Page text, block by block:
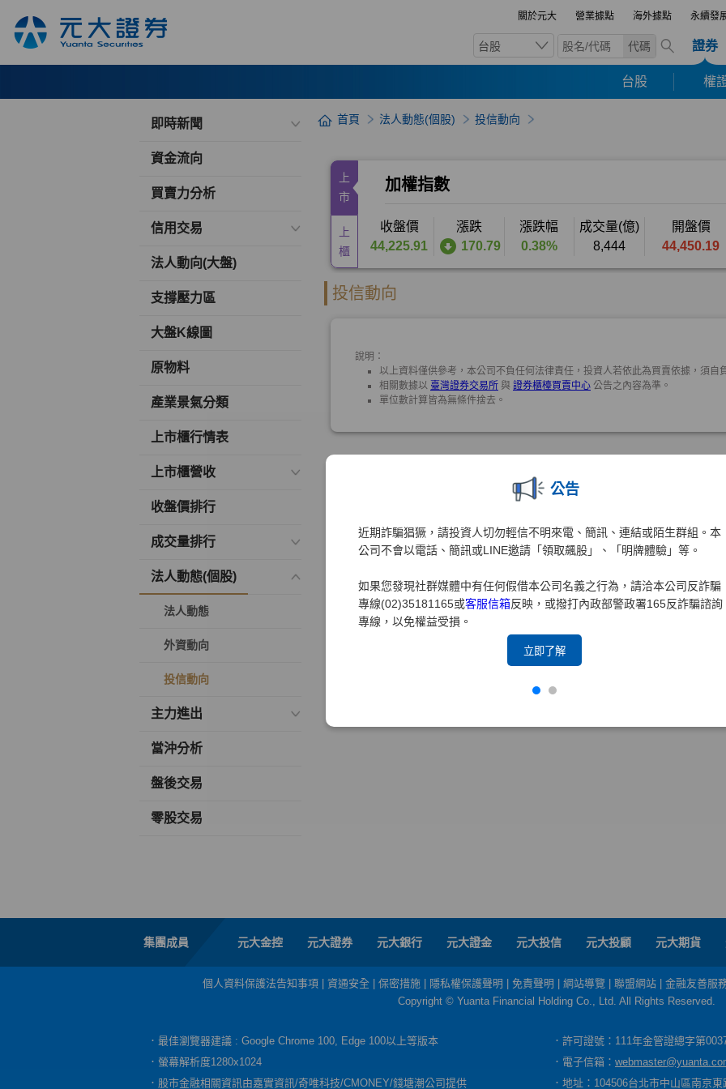
關於元大 營業據點 海外據點 永續發
台股 代碼 證券
台股 權
公告
近期詐騙猖獗，請投資人切勿輕信不明來電、簡訊、連結或陌生群組。本
公司不會以電話、簡訊或LINE邀請「領取飆股」、「明牌體驗」等。
如果您發現社群媒體中有任何假借本公司名義之行為，請洽本公司反詐騙
專線(02)35181165或客服信箱反映，或撥打內政部警政署165反詐騙諮詢
專線，以免權益受損。
立即了解
即時新聞
資金流向
買賣力分析
信用交易
法人動向(大盤)
支撐壓力區
大盤K線圖
原物料
產業景氣分類
上市櫃行情表
上市櫃營收
收盤價排行
成交量排行
法人動態(個股)
法人動態
外資動向
投信動向
主力進出
當沖分析
盤後交易
零股交易
首頁 法人動態(個股) 投信動向
集團成員 元大金控 元大證券 元大銀行 元大證金 元大投信 元大投顧 元大期貨
個人資料保護法告知事項 資通安全 保密措施 隱私權保護聲明 免責聲明 網站導覽 聯盟網站
金融友善服
Copyright © Yuanta Financial Holding Co., Ltd. All Rights Reserved.
．最佳瀏覽器建議 : Google Chrome 100, Edge 100以上等版本
．許可證號：111年金管證總字第
．螢幕解析度1280x1024
．電子信箱：
．股市金融相關資訊由嘉實資訊/奇唯科技/CMONEY/錢塘潮公司提供
．地址：104506台北市中山區南京